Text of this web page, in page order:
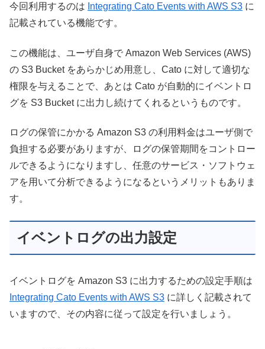
今回利用するのは Integrating Cato Events with AWS S3 に
記載されている機能です。
この機能は、ユーザ自身で Amazon Web Services (AWS)
の S3 Bucket をあらかじめ用意し、Cato に対して適切な
権限を与えることで、あとは Cato が自動的にイベントロ
グを S3 Bucket に出力し続けてくれるというものです。
ログの保管にかかる Amazon S3 の利用料金はユーザ側で
負担する必要がありますが、ログの保管期間をコントロー
ルできるようになりますし、任意のサービス・ソフトウェ
アを用いて分析できるようになるというメリットもありま
す。
イベントログの出力設定
イベントログを Amazon S3 に出力するための設定手順は
Integrating Cato Events with AWS S3 に詳しく記載されて
いますので、その内容に従って設定を行いましょう。